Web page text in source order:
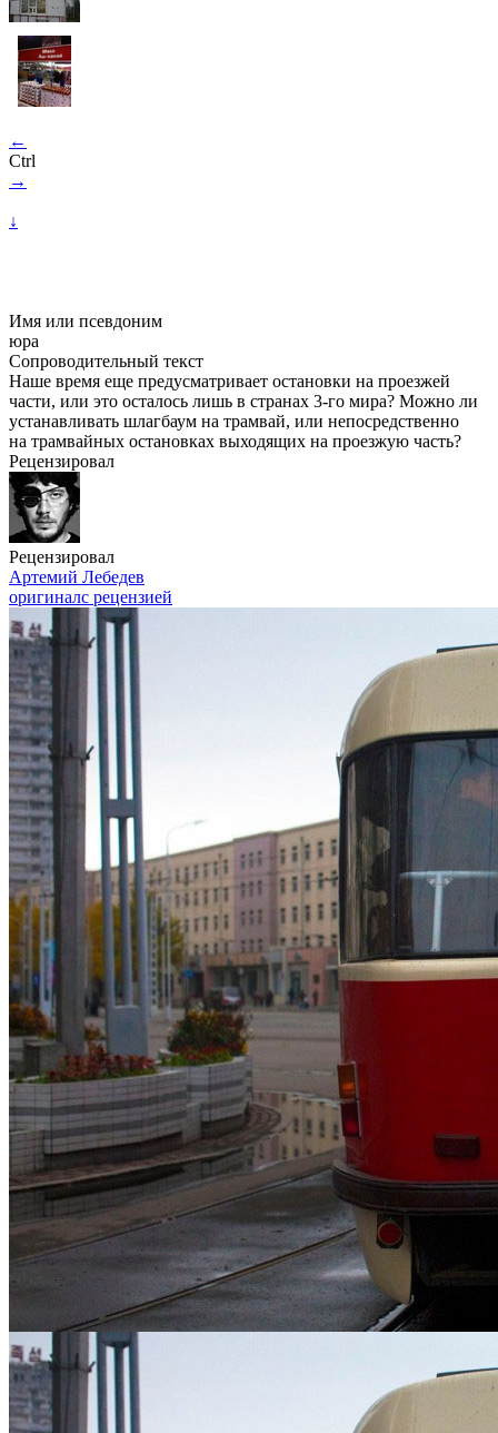
←
Ctrl
→
↓
Имя или псевдоним
юра
Сопроводительный текст
Наше время еще предусматривает остановки на проезжей
части, или это осталось лишь в странах 3-го мира? Можно ли
устанавливать шлагбаум на трамвай, или непосредственно
на трамвайных остановках выходящих на проезжую часть?
Рецензировал
Рецензировал
Артемий Лебедев
оригиналс рецензией